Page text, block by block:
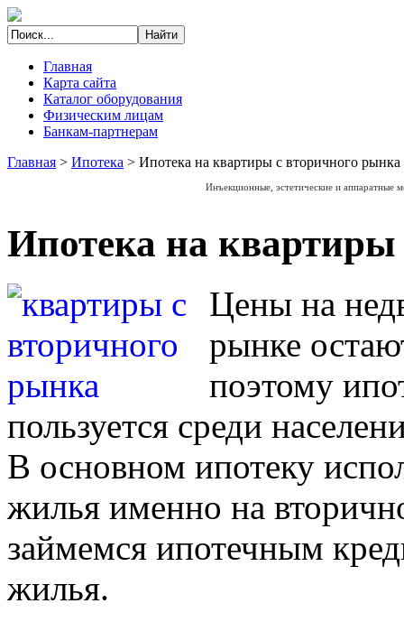
Главная
Карта сайта
Каталог оборудования
Физическим лицам
Банкам-партнерам
Главная > Ипотека > Ипотека на квартиры с вторичного рынка
Инъекционные, эстетические и аппаратные
Ипотека на
Цены на
рынке
поэтому
пользуется среди
В основном ипотеку
жилья именно на
займемся ипотечным
жилья.